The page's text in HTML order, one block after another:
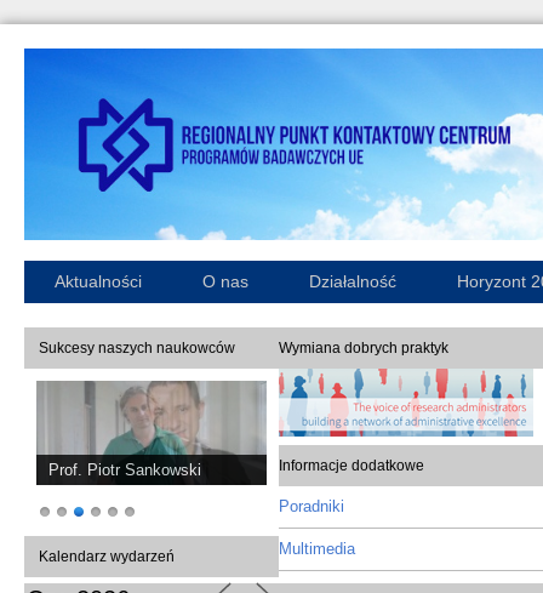
Aktualności O nas Działalność Horyzont
Sukcesy naszych naukowców
Prof. Piotr Sankowski
Kalendarz wydarzeń
Wymiana dobrych praktyk
Informacje dodatkowe
Poradniki
Multimedia